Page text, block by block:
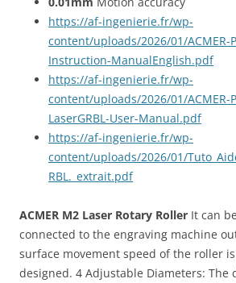
https://af-ingenierie.fr/wp-
content/uploads/2026/01/ACMER-
Instruction-ManualEnglish.pdf
https://af-ingenierie.fr/wp-
content/uploads/2026/01/ACMER-
LaserGRBL-User-Manual.pdf
https://af-ingenierie.fr/wp-
content/uploads/2026/01/
RBL._extrait.pdf
ACMER M2 Laser Rotary Roller It can
connected to the engraving machine
surface movement speed of the roller
designed. 4 Adjustable Diameters: The